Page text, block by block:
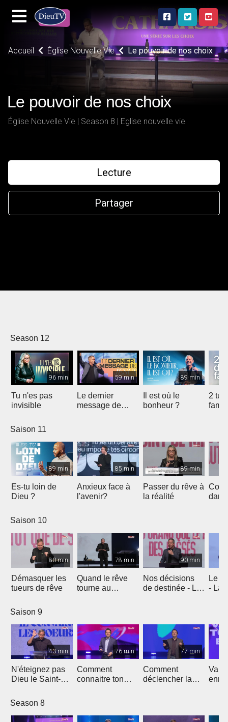
Accueil Église Nouvelle Vie Le pouvoir de nos choix
Le pouvoir de nos choix
Église Nouvelle Vie | Season 8 | Eglise nouvelle vie
Lecture
Partager
Season 12
96 min
Tu n'es pas
invisible
59 min
Le dernier
message de
89 min
Il est où le
bonheur ?
2
Saison 11
89 min
Es-tu loin de
Dieu ?
85 min
Anxieux face à
l'avenir?
89 min
Passer du rêve à
la réalité
dans
Saison 10
80 min
Démasquer les
tueurs de rêve
78 min
Quand le rêve
tourne au
90 min
Nos décisions
de destinée - La
Le
- La
Saison 9
43 min
N'éteignez pas
Dieu le Saint-
76 min
Comment
connaitre ton
77 min
Comment
déclencher la
Season 8